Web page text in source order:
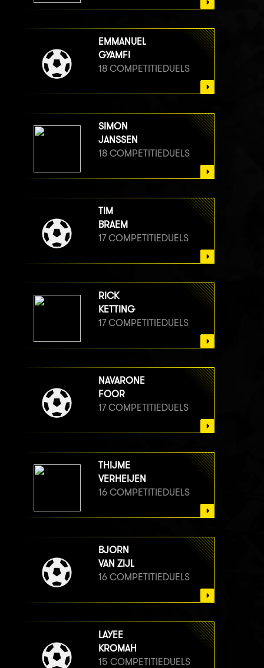
EMMANUEL
GYAMFI
18 COMPETITIEDUELS
SIMON
JANSSEN
18 COMPETITIEDUELS
TIM
BRAEM
17 COMPETITIEDUELS
RICK
KETTING
17 COMPETITIEDUELS
NAVARONE
FOOR
17 COMPETITIEDUELS
THIJME
VERHEIJEN
16 COMPETITIEDUELS
BJORN
VAN ZIJL
16 COMPETITIEDUELS
LAYEE
KROMAH
15 COMPETITIEDUELS